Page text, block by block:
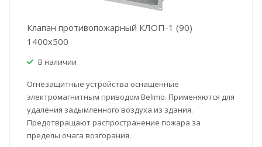
Клапан противопожарный КЛОП-1 (90)
1400x500
В наличии
Огнезащитные устройства оснащенные
электромагнитным приводом Belimo. Применяются для
удаления задымленного воздуха из здания.
Предотвращают распространение пожара за
пределы очага возгорания.